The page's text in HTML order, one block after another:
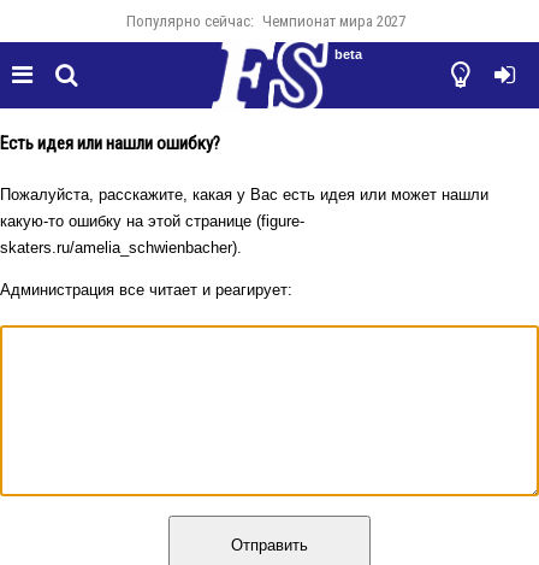
Популярно сейчас: Чемпионат мира 2027
  

beta
Есть идея или нашли ошибку?
Пожалуйста, расскажите, какая у Вас есть идея или может нашли
какую-то ошибку на этой странице (figure-
skaters.ru/amelia_schwienbacher).
Администрация все читает и реагирует:
Отправить